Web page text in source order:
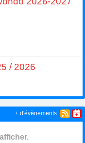
/ 2026
+ d'évènements